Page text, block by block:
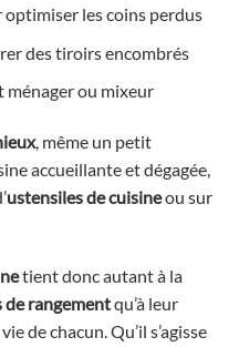
les coins perdus
des tiroirs encombrés
ou mixeur
, même un petit
accueillante et dégagée,
ustensiles de cuisineou sur
tient donc autant à la
de rangementqu’à leur
de chacun. Qu’il s’agisse